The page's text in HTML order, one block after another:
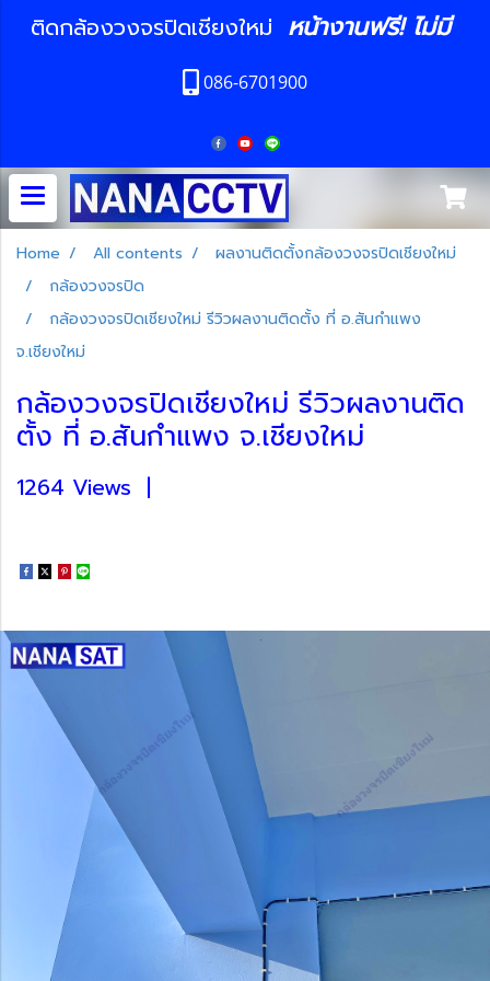
ติดกล้องวงจรปิดเชียงใหม่ หน้างานฟรี! ไม่มี
086-6701900
Home All contents
ผลงานติดตั้งกล้องวงจรปิดเชียงใหม่
กล้องวงจรปิด
กล้องวงจรปิดเชียงใหม่ รีวิวผลงานติดตั้ง ที่ อ.สันกำแพง
จ.เชียงใหม่
กล้องวงจรปิดเชียงใหม่ รีวิวผลงานติด
ตั้ง ที่ อ.สันกำแพง จ.เชียงใหม่
1264 Views |